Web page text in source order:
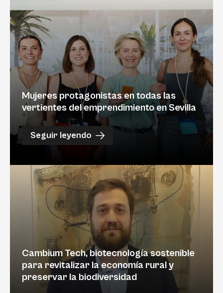
Mujeres protagonistas en todas las
vertientes del emprendimiento en Sevilla
Seguir leyendo
Cambium Tech, biotecnología sostenible
para revitalizar la economía rural y
preservar la biodiversidad